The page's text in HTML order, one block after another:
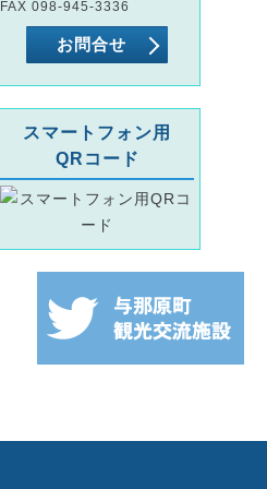
FAX 098-945-3336
お問合せ
スマートフォン用
QRコード